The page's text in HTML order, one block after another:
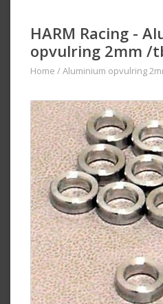
HARM Racing -
opvulring 2mm /
Home /Aluminium opvulring